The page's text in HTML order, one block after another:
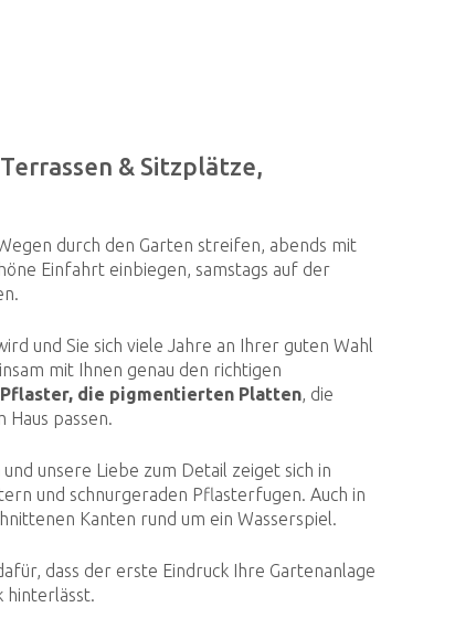
& Sitzplätze,
durch den Garten streifen, abends mit
Einfahrt einbiegen, samstags auf der
und Sie sich viele Jahre an Ihrer guten Wahl
mit Ihnen genau den richtigen
die pigmentierten Platten, die
passen.
und unsere Liebe zum Detail zeiget sich in
und schnurgeraden Pflasterfugen. Auch in
Kanten rund um ein Wasserspiel.
dass der erste Eindruck Ihre Gartenanlage
hinterlässt.